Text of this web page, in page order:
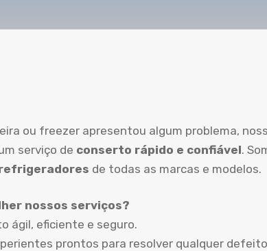
ou freezer apresentou algum problema,
serviço de conserto rápido e confiável.
de todas as marcas e modelos.
nossos serviços?
ágil, eficiente e seguro.
prontos para resolver qualquer